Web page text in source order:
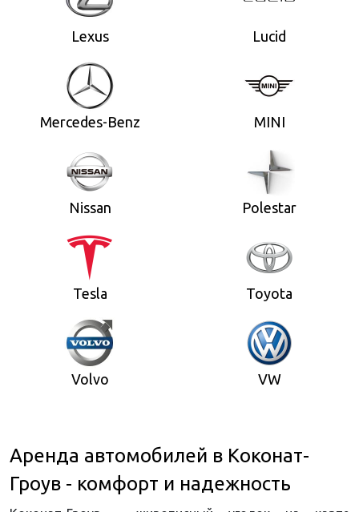
Lexus Lucid
Mercedes-Benz MINI
Nissan Polestar
Tesla Toyota
Volvo VW
Аренда автомобилей в Коконат-
Гроув - комфорт и надежность